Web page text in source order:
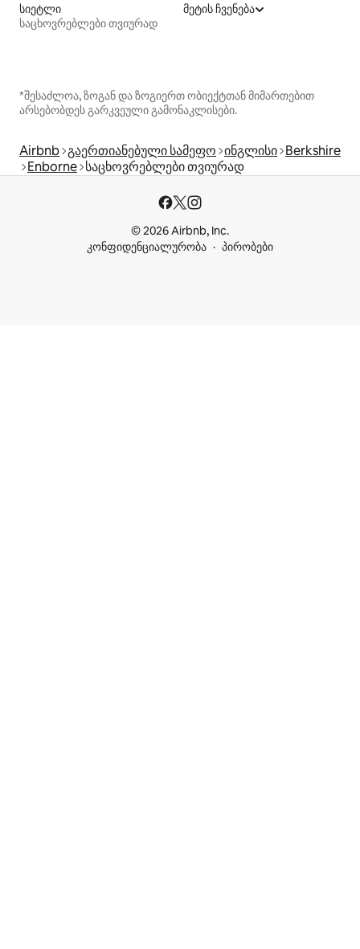
სიეტლი
საცხოვრებლები თვიურად
მეტის ჩვენება
*შესაძლოა, ზოგან და ზოგიერთ ობიექტთან მიმართებით
არსებობდეს გარკვეული გამონაკლისები.
Airbnb გაერთიანებული სამეფო ინგლისი Berkshire
Enborne საცხოვრებლები თვიურად
© 2026 Airbnb, Inc.
კონფიდენციალურობა
პირობები